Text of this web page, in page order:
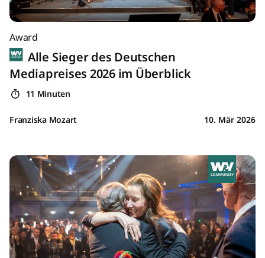
Award
Alle Sieger des Deutschen
Mediapreises 2026 im Überblick
11 Minuten
Franziska Mozart 10. Mär 2026